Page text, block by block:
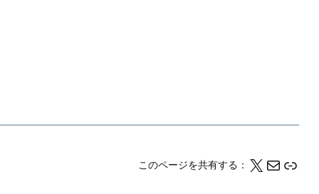
このページを共有する： X メール このページの情報をクリップボードにコピーする